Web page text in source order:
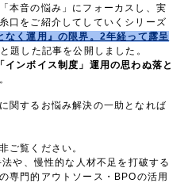
本音の悩み」にフォーカスし、実
口をご紹介してしていくシリーズ
なく運用』の限界。2年経って露呈
と題した記事を公開しました。
ンボイス制度」運用の思わぬ落と
関するお悩み解決の一助となれば
ご覧ください。
や、慢性的な人材不足を打破する
専門的アウトソース・ BPOの活用